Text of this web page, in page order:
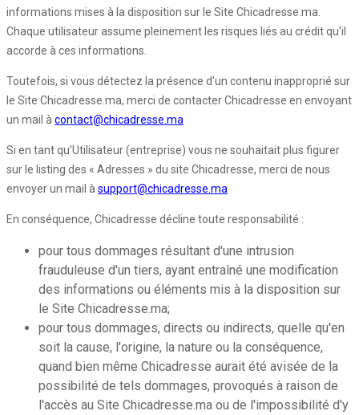
informations mises à la disposition sur le Site Chicadresse.ma.
Chaque utilisateur assume pleinement les risques liés au crédit qu'il
accorde à ces informations.
Toutefois, si vous détectez la présence d'un contenu inapproprié sur
le Site Chicadresse.ma, merci de contacter Chicadresse en envoyant
un mail à contact@chicadresse.ma
Si en tant qu’Utilisateur (entreprise) vous ne souhaitait plus figurer
sur le listing des « Adresses » du site Chicadresse, merci de nous
envoyer un mail à support@chicadresse.ma
En conséquence, Chicadresse décline toute responsabilité :
pour tous dommages résultant d'une intrusion
frauduleuse d'un tiers, ayant entraîné une modification
des informations ou éléments mis à la disposition sur
le Site Chicadresse.ma;
pour tous dommages, directs ou indirects, quelle qu'en
soit la cause, l'origine, la nature ou la conséquence,
quand bien même Chicadresse aurait été avisée de la
possibilité de tels dommages, provoqués à raison de
l'accès au Site Chicadresse.ma ou de l'impossibilité d'y